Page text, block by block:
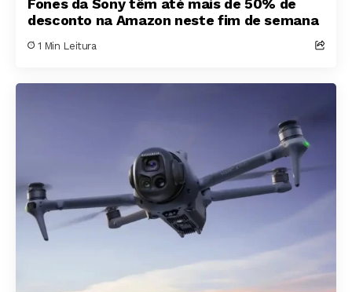
desconto na Amazon neste fim de semana
1 Min Leitura